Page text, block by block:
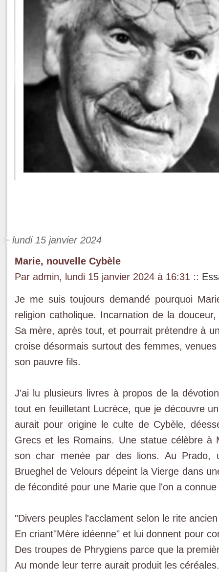
lundi 15 janvier 2024
Marie, nouvelle Cybèle
Par admin, lundi 15 janvier 2024 à 16:31 ::
Je me suis toujours demandé pourquoi
religion catholique. Incarnation de la
Sa mère, après tout, et pourrait prétendre à
croise désormais surtout des femmes,
son pauvre fils.
J'ai lu plusieurs livres à propos de la
tout en feuilletant Lucrèce, que je découvre
aurait pour origine le culte de Cybèle,
Grecs et les Romains. Une statue célèbre à
son char menée par des lions. Au Prado,
Brueghel de Velours dépeint la Vierge dans
de fécondité pour une Marie que l'on a
"Divers peuples l'acclament selon le rite ancien
En criant"Mère idéenne" et lui donnent pour
Des troupes de Phrygiens parce que la
Au monde leur terre aurait produit les